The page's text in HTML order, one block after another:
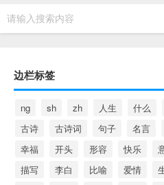
请输入搜索内容
边栏标签
ng sh zh 人生 什么
古诗
古诗词 句子 名言
幸福
开头 形容 快乐
描写
李白 比喻 爱情